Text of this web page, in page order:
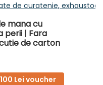
de curatenie,
mana cu
perii | Fara
de carton
Lei voucher